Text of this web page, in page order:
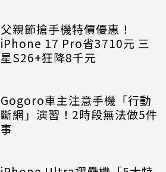
父親節搶手機特價優惠！
iPhone 17 Pro省3710元 三
星S26+狂降8千元
Gogoro車主注意手機「行動
斷網」演習！2時段無法做5件
事